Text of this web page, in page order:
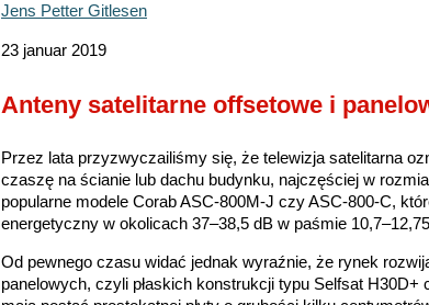
Jens Petter Gitlesen
23 januar 2019
Anteny satelitarne offsetowe i
Przez lata przyzwyczailiśmy się, że telewizja satelitarna
czaszę na ścianie lub dachu budynku, najczęściej w
popularne modele Corab ASC-800M-J czy ASC-800-C,
energetyczny w okolicach 37–38,5 dB w paśmie
Od pewnego czasu widać jednak wyraźnie, że rynek
panelowych, czyli płaskich konstrukcji typu Selfsat H30D+